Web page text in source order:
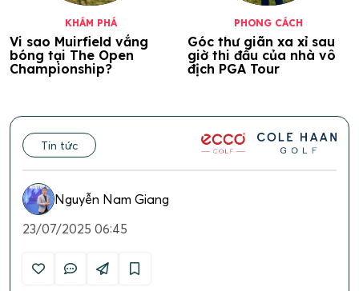
KHÁM PHÁ
Vi sao Muirfield vắng
bóng tại The Open
Championship?
PHONG CÁCH
Góc thư giãn xa xỉ sau
giờ thi đấu của nhà vô
địch PGA Tour
Tin tức
Nguyễn Nam Giang
23/07/2025 06:45